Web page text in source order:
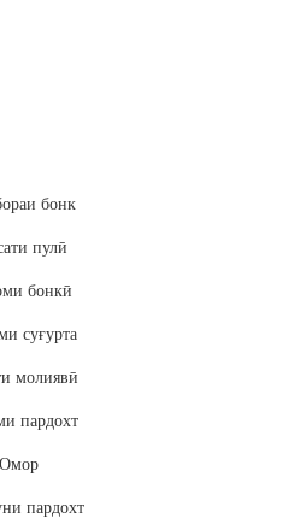
бонк
пулӣ
бонкӣ
суғурта
молиявӣ
пардохт
Омор
пардохт